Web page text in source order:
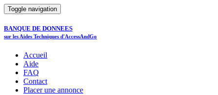
Toggle navigation
BANQUE DE DONNEES
sur les Aides Techniques d'AccessAndGo
Accueil
Aide
FAQ
Contact
Placer une annonce